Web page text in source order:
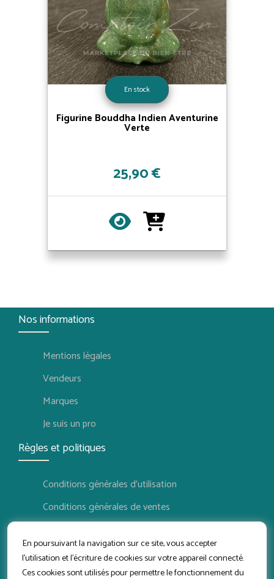
En poursuivant la navigation sur ce site, vous accepter
l'utilisation et l'écriture de cookies sur votre appareil connecté.
Ces cookies sont utilisés pour permettre le fonctionnement du
En stock
Figurine Bouddha Indien Aventurine
Verte
25,90 €
Nos informations
Mentions légales
Vendeurs
Marques
Je suis un pro
Règles et politiques
Conditions générales d'utilisation
Conditions générales de ventes
Politique de retour
Conditions d'utilisation vendeur